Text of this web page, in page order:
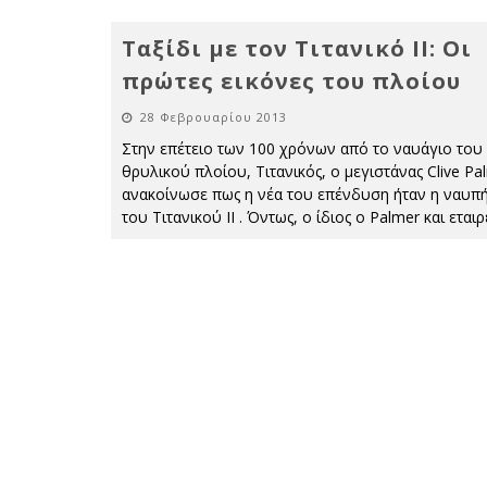
Ταξίδι με τον Τιτανικό II: Οι
πρώτες εικόνες του πλοίου
28 Φεβρουαρίου 2013
Στην επέτειο των 100 χρόνων από το ναυάγιο του
θρυλικού πλοίου, Τιτανικός, ο μεγιστάνας Clive
ανακοίνωσε πως η νέα του επένδυση ήταν η
του Τιτανικού ΙΙ . Όντως, ο ίδιος ο Palmer και